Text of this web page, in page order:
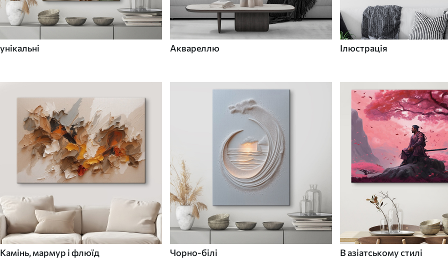
унікальні Аквареллю Ілюстрація
Камінь, мармур і флюїд Чорно-білі В азіатському стилі